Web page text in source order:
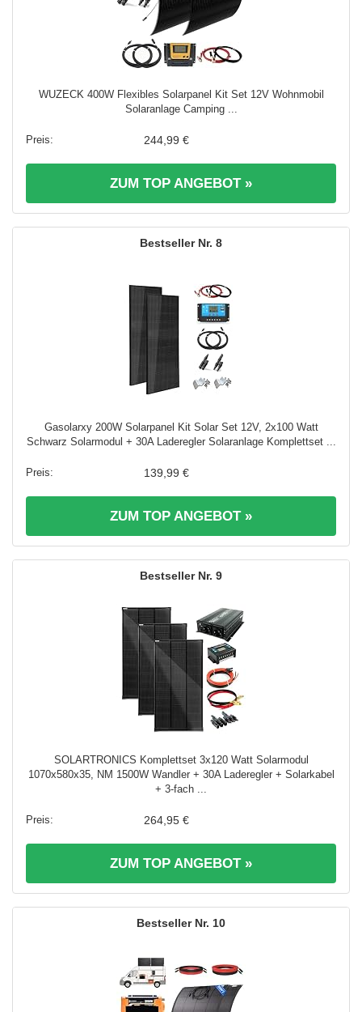
WUZECK 400W Flexibles Solarpanel Kit Set 12V Wohnmobil
Solaranlage Camping ...
244,99 €
ZUM TOP ANGEBOT »
8
Gasolarxy 200W Solarpanel Kit Solar Set 12V, 2x100 Watt
Schwarz Solarmodul + 30A Laderegler Solaranlage Komplettset ...
139,99 €
ZUM TOP ANGEBOT »
9
SOLARTRONICS Komplettset 3x120 Watt Solarmodul
1070x580x35, NM 1500W Wandler + 30A Laderegler + Solarkabel
+ 3-fach ...
264,95 €
ZUM TOP ANGEBOT »
10